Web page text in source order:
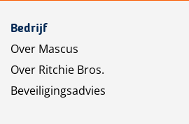
Bedrijf
Over Mascus
Over Ritchie Bros.
Beveiligingsadvies